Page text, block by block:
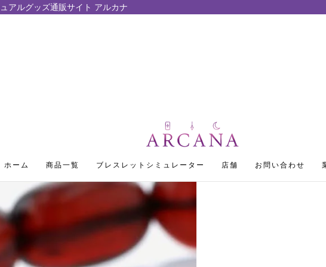
アルグッズ通販サイト アルカナ
ホーム 商品一覧 ブレスレットシミュレーター 店舗 お問い合わせ